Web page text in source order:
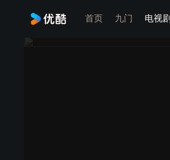
首页 九门 电视剧